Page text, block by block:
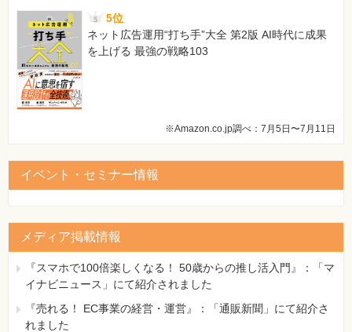
5位
ネット広告運用“打ち手”大全 第2版 AI時代に成果
を上げる 最強の戦略103
※Amazon.co.jp調べ：7月5日〜7月11日
イベント・セミナー情報
メディア掲載情報
『スマホで100倍楽しくなる！ 50歳からの推し活入門』：「マ
イナビニュース」にて紹介されました
『売れる！ EC事業の経営・運営』：「通販新聞」にて紹介さ
れました